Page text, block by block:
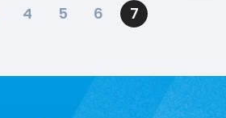
4 5 6 7